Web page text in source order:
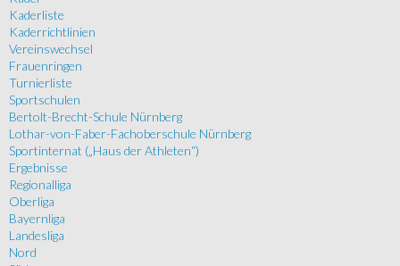
Kaderliste
Kaderrichtlinien
Vereinswechsel
Frauenringen
Turnierliste
Sportschulen
Bertolt-Brecht-Schule Nürnberg
Lothar-von-Faber-Fachoberschule Nürnberg
Sportinternat („Haus der Athleten“)
Ergebnisse
Regionalliga
Oberliga
Bayernliga
Landesliga
Nord